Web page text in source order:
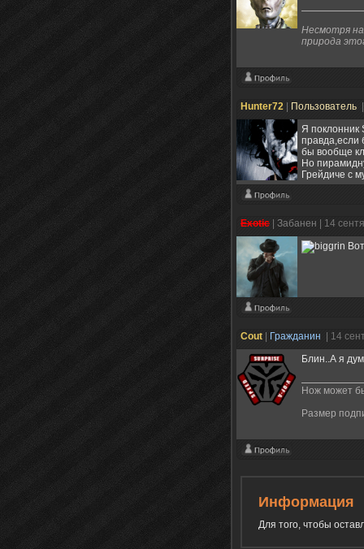
Несмотря
природа
Hunter72 Пользователь
Я поклонник
правда,если
бы вообще
Но
Грейдиче с
Exotic Забанен | 14
Cout Гражданин | 14
Блин..А я
Нож может
Размер
Информация
Для того, чтобы